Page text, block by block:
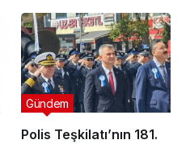
Polis Teşkilatı’nın 181.
Gündem